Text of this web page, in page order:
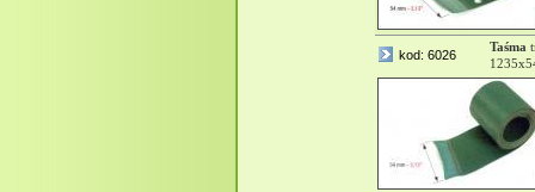
kod: 6026
Taśma